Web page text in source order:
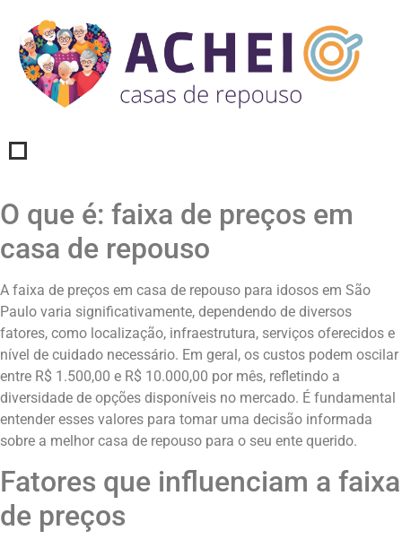
O que é: faixa de preços em
casa de repouso
A faixa de preços em casa de repouso para idosos em São
Paulo varia significativamente, dependendo de diversos
fatores, como localização, infraestrutura, serviços oferecidos e
nível de cuidado necessário. Em geral, os custos podem oscilar
entre R$ 1.500,00 e R$ 10.000,00 por mês, refletindo a
diversidade de opções disponíveis no mercado. É fundamental
entender esses valores para tomar uma decisão informada
sobre a melhor casa de repouso para o seu ente querido.
Fatores que influenciam a faixa
de preços